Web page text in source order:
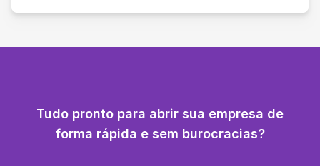
Tudo pronto para abrir sua empresa de
forma rápida e sem burocracias?